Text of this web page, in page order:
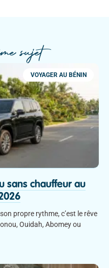
sujet
VOYAGER AU BÉNIN
sans chauffeur au
propre rythme, c’est le rêve
Ouidah, Abomey ou